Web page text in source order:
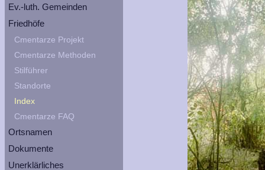
Ev.-luth. Gemeinden
Friedhöfe
Cmentarze Projekt
Cmentarze Methoden
Stilführer
Standorte
Index
Cmentarze FAQ
Ortsnamen
Dokumente
Unerklärliches